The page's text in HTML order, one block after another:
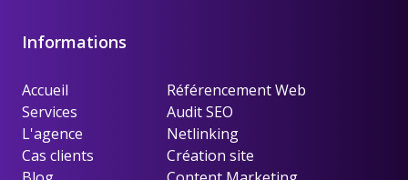
Informations
Accueil
Services
L'agence
Cas clients
Référencement Web
Audit SEO
Netlinking
Création site